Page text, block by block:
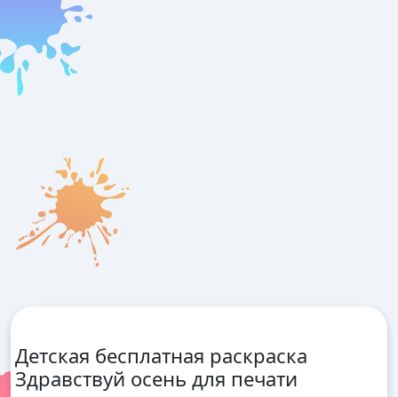
Детская бесплатная раскраска
Здравствуй осень для печати